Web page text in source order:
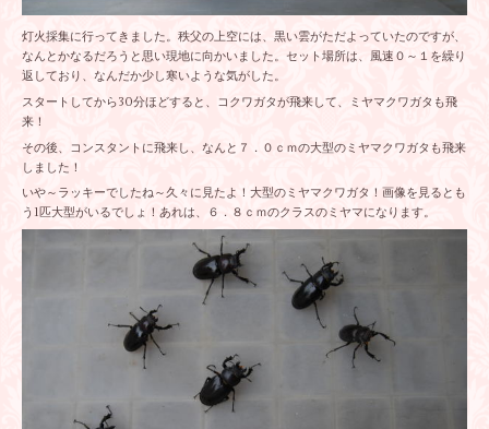
灯火採集に行ってきました。秩父の上空には、黒い雲がただよっていたのですが、
なんとかなるだろうと思い現地に向かいました。セット場所は、風速０～１を繰り
返しており、なんだか少し寒いような気がした。
スタートしてから30分ほどすると、コクワガタが飛来して、ミヤマクワガタも飛
来！
その後、コンスタントに飛来し、なんと７．０ｃｍの大型のミヤマクワガタも飛来
しました！
いや～ラッキーでしたね～久々に見たよ！大型のミヤマクワガタ！画像を見るとも
う1匹大型がいるでしょ！あれは、６．８ｃｍのクラスのミヤマになります。